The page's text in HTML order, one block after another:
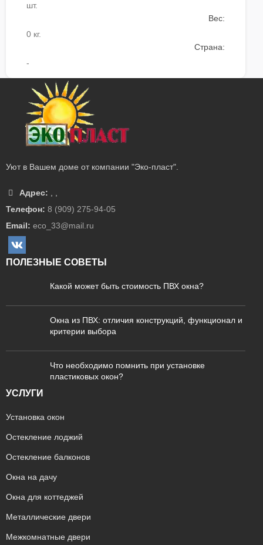
шт.
Вес:
0 кг.
Страна:
-
Уют в Вашем доме от компании "Эко-пласт".
Адрес:
Телефон: 8 (909) 275-94-05
Email: eco_33@mail.ru
ПОЛЕЗНЫЕ СОВЕТЫ
Какой может быть стоимость ПВХ окна?
Окна из ПВХ: отличия конструкций, функционал и
критерии выбора
Что необходимо помнить при установке
пластиковых окон?
УСЛУГИ
Установка окон
Остекление лоджий
Остекление балконов
Окна на дачу
Окна для коттеджей
Металлические двери
Межкомнатные двери